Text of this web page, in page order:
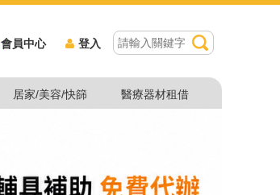
會員中心 登入
居家/美容/快篩 醫療器材租借